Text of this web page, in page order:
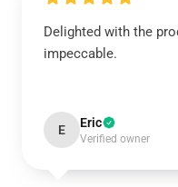
Delighted with the
impeccable.
E Eric
Verified owner